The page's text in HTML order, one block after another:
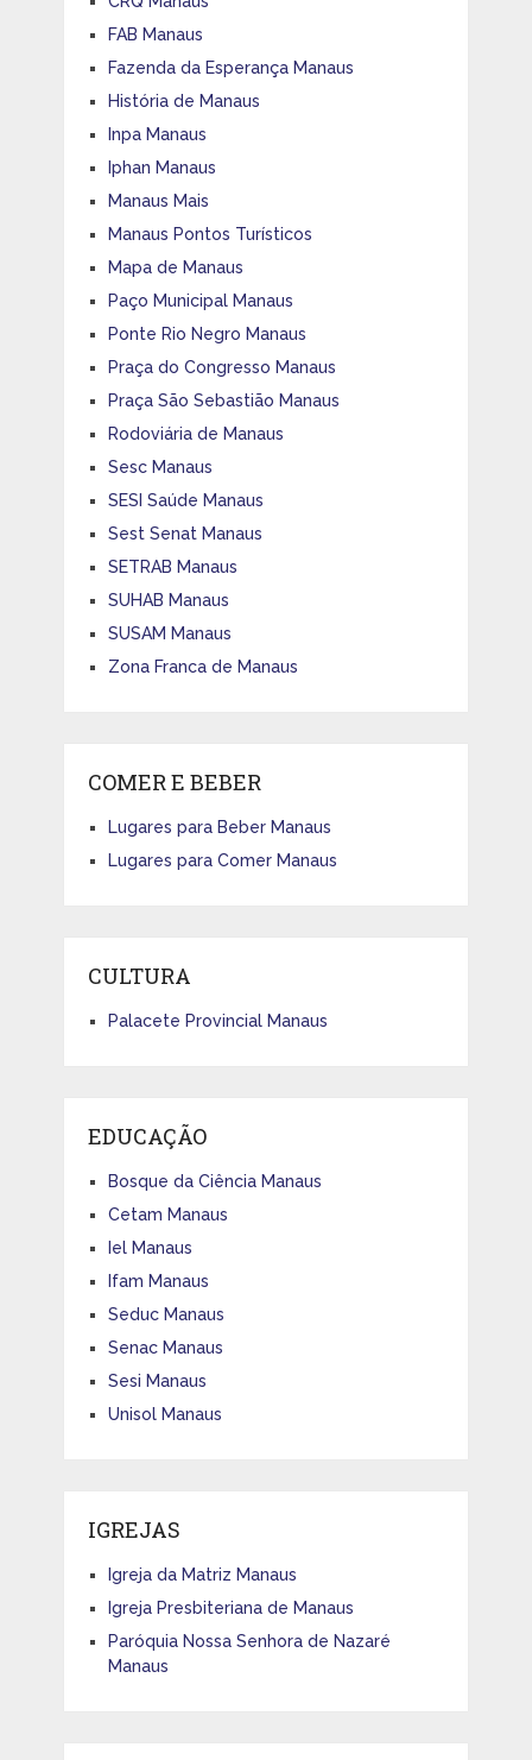
FAB Manaus
Fazenda da Esperança Manaus
História de Manaus
Inpa Manaus
Iphan Manaus
Manaus Mais
Manaus Pontos Turísticos
Mapa de Manaus
Paço Municipal Manaus
Ponte Rio Negro Manaus
Praça do Congresso Manaus
Praça São Sebastião Manaus
Rodoviária de Manaus
Sesc Manaus
SESI Saúde Manaus
Sest Senat Manaus
SETRAB Manaus
SUHAB Manaus
SUSAM Manaus
Zona Franca de Manaus
COMER E BEBER
Lugares para Beber Manaus
Lugares para Comer Manaus
CULTURA
Palacete Provincial Manaus
EDUCAÇÃO
Bosque da Ciência Manaus
Cetam Manaus
Iel Manaus
Ifam Manaus
Seduc Manaus
Senac Manaus
Sesi Manaus
Unisol Manaus
IGREJAS
Igreja da Matriz Manaus
Igreja Presbiteriana de Manaus
Paróquia Nossa Senhora de Nazaré
Manaus